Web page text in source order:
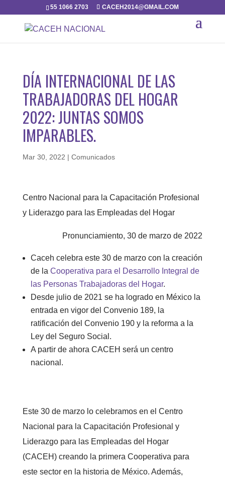
55 1066 2703 CACEH2014@GMAIL.COM
DÍA INTERNACIONAL DE LAS
TRABAJADORAS DEL HOGAR
2022: JUNTAS SOMOS
IMPARABLES.
Mar 30, 2022 | Comunicados
Centro Nacional para la Capacitación Profesional
y Liderazgo para las Empleadas del Hogar
Pronunciamiento, 30 de marzo de 2022
Caceh celebra este 30 de marzo con la creación
de la Cooperativa para el Desarrollo Integral de
las Personas Trabajadoras del Hogar.
Desde julio de 2021 se ha logrado en México la
entrada en vigor del Convenio 189, la
ratificación del Convenio 190 y la reforma a la
Ley del Seguro Social.
A partir de ahora CACEH será un centro
nacional.
Este 30 de marzo lo celebramos en el Centro
Nacional para la Capacitación Profesional y
Liderazgo para las Empleadas del Hogar
(CACEH) creando la primera Cooperativa para
este sector en la historia de México. Además,